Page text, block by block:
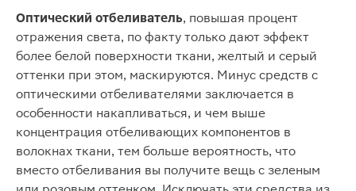
Оптический отбеливатель, повышая процент
отражения света, по факту только дают эффект
более белой поверхности ткани, желтый и серый
оттенки при этом, маскируются. Минус средств с
оптическими отбеливателями заключается в
особенности накапливаться, и чем выше
концентрация отбеливающих компонентов в
волокнах ткани, тем больше вероятность, что
вместо отбеливания вы получите вещь с зеленым